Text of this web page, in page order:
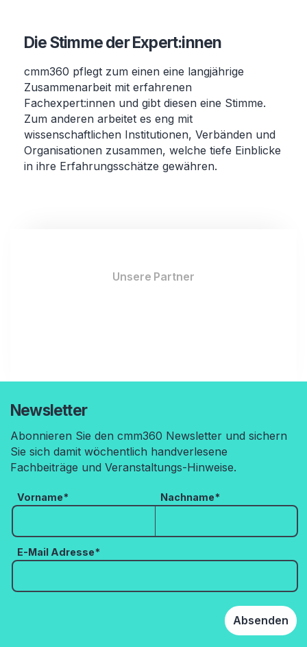
Die Stimme der Expert:innen
cmm360 pflegt zum einen eine langjährige
Zusammenarbeit mit erfahrenen
Fachexpert:innen und gibt diesen eine Stimme.
Zum anderen arbeitet es eng mit
wissenschaftlichen Institutionen, Verbänden und
Organisationen zusammen, welche tiefe Einblicke
in ihre Erfahrungsschätze gewähren.
Unsere Partner
Newsletter
Abonnieren Sie den cmm360 Newsletter und sichern
Sie sich damit wöchentlich handverlesene
Fachbeiträge und Veranstaltungs-Hinweise.
Vorname* Nachname*
E-Mail Adresse*
Absenden